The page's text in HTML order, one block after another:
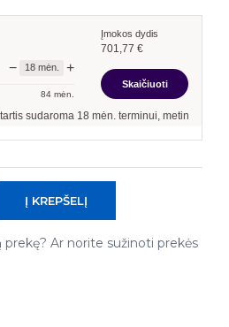
− 18mėn. +
84 mėn.
Įmokos dydis
701,77 €
Skaičiuoti
18mėn. terminui, metinė palūkanų
prekę? Ar norite sužinoti prekės